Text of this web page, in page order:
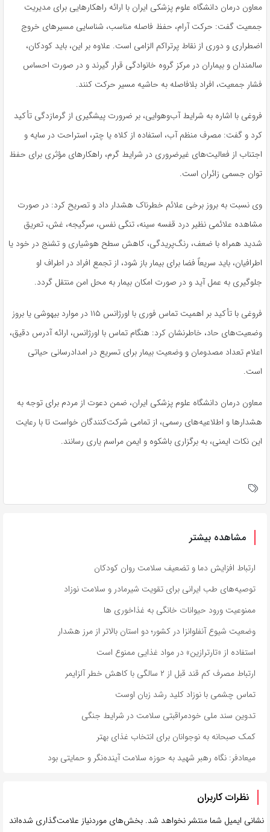
معاون درمان دانشگاه علوم پزشکی ایران با ارائه راهکارهایی برای مدیریت
جمعیت گفت: حرکت آرام، حفظ فاصله مناسب، شناسایی مسیرهای خروج
اضطراری و دوری از نقاط پرتراکم الزامی است. علاوه بر این، باید کودکان،
سالمندان و بیماران در مرکز گروه خانوادگی قرار گیرند و در صورت احساس
فشار جمعیت، افراد بلافاصله به حاشیه مسیر حرکت کنند.
فروغی با اشاره به شرایط آب‌وهوایی، بر ضرورت پیشگیری از گرمازدگی تأکید
کرد و گفت: مصرف منظم آب، استفاده از کلاه یا چتر، استراحت در سایه و
اجتناب از فعالیت‌های غیرضروری در شرایط گرم، راهکارهای مؤثری برای حفظ
توان جسمی زائران است.
وی نسبت به بروز برخی علائم خطرناک هشدار داد و تصریح کرد: در صورت
مشاهده علائمی نظیر درد قفسه سینه، تنگی نفس، سرگیجه، غش، تعریق
شدید همراه با ضعف، رنگ‌پریدگی، کاهش سطح هوشیاری و تشنج در خود یا
اطرافیان، باید سریعاً فضا برای بیمار باز شود، از تجمع افراد در اطراف او
جلوگیری به عمل آید و در صورت امکان بیمار به محل امن منتقل گردد.
فروغی با تأکید بر اهمیت تماس فوری با اورژانس ۱۱۵ در موارد بیهوشی یا بروز
وضعیت‌های حاد، خاطرنشان کرد: هنگام تماس با اورژانس، ارائه آدرس دقیق،
اعلام تعداد مصدومان و وضعیت بیمار برای تسریع در امدادرسانی حیاتی
است.
معاون درمان دانشگاه علوم پزشکی ایران، ضمن دعوت از مردم برای توجه به
هشدارها و اطلاعیه‌های رسمی، از تمامی شرکت‌کنندگان خواست تا با رعایت
این نکات ایمنی، به برگزاری باشکوه و ایمن مراسم یاری رسانند.
مشاهده بیشتر
ارتباط افزایش دما و تضعیف سلامت روان کودکان
توصیه‌های طب ایرانی برای تقویت شیرمادر و سلامت نوزاد
ممنوعیت ورود حیوانات خانگی به غذاخوری ها
وضعیت شیوع آنفلوانزا در کشور؛ دو استان بالاتر از مرز هشدار
استفاده از «تارترازین» در مواد غذایی ممنوع است
ارتباط مصرف کم قند قبل از ۲ سالگی با کاهش خطر آلزایمر
تماس چشمی با نوزاد کلید رشد زبان اوست
تدوین سند ملی خودمراقبتی سلامت در شرایط جنگی
کمک صبحانه به نوجوانان برای انتخاب غذای بهتر
میعادفر: نگاه رهبر شهید به حوزه سلامت آینده‌نگر و حمایتی بود
نظرات کاربران
نشانی ایمیل شما منتشر نخواهد شد. بخش‌های موردنیاز علامت‌گذاری شده‌اند